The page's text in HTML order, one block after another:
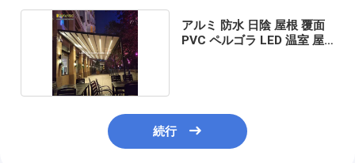
アルミ 防水 日陰 屋根 覆面
PVC ペルゴラ LED 温室 屋
続行